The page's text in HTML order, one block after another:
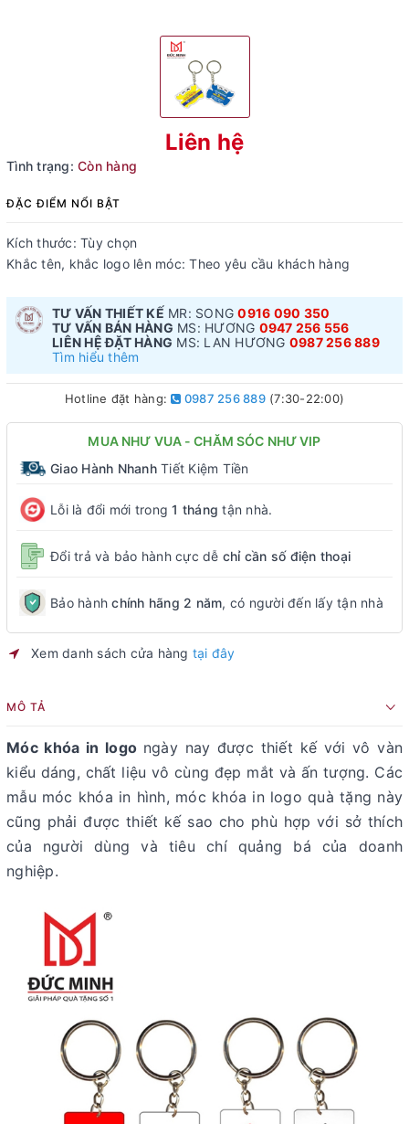
Liên hệ
Tình trạng: Còn hàng
ĐẶC ĐIỂM NỔI BẬT
Kích thước: Tùy chọn
Khắc tên, khắc logo lên móc: Theo yêu cầu khách hàng
TƯ VẤN THIẾT KẾ MR: SONG0916 090 350
TƯ VẤN BÁN HÀNG MS: HƯƠNG 0947 256 556
LIÊN HỆ ĐẶT HÀNG MS: LAN HƯƠNG 0987 256 889
Tìm hiểu thêm
Hotline đặt hàng: 0987 256 889(7:30-22:00)
MUA NHƯ VUA - CHĂM SÓC NHƯ VIP
Giao Hành NhanhTiết Kiệm Tiền
Lỗi là đổi mới trong1 tháng tận nhà.
Đổi trả và bảo hành cực dễ chỉ cần số điện thoại
Bảo hànhchính hãng 2 năm, có người đến lấy tận nhà
Xem danh sách cửa hàng tại đây
MÔ TẢ
Móc khóa in logo ngày nay được thiết kế với vô vàn
kiểu dáng, chất liệu vô cùng đẹp mắt và ấn tượng. Các
mẫu móc khóa in hình, móc khóa in logo quà tặng này
cũng phải được thiết kế sao cho phù hợp với sở thích
của người dùng và tiêu chí quảng bá của doanh
nghiệp.